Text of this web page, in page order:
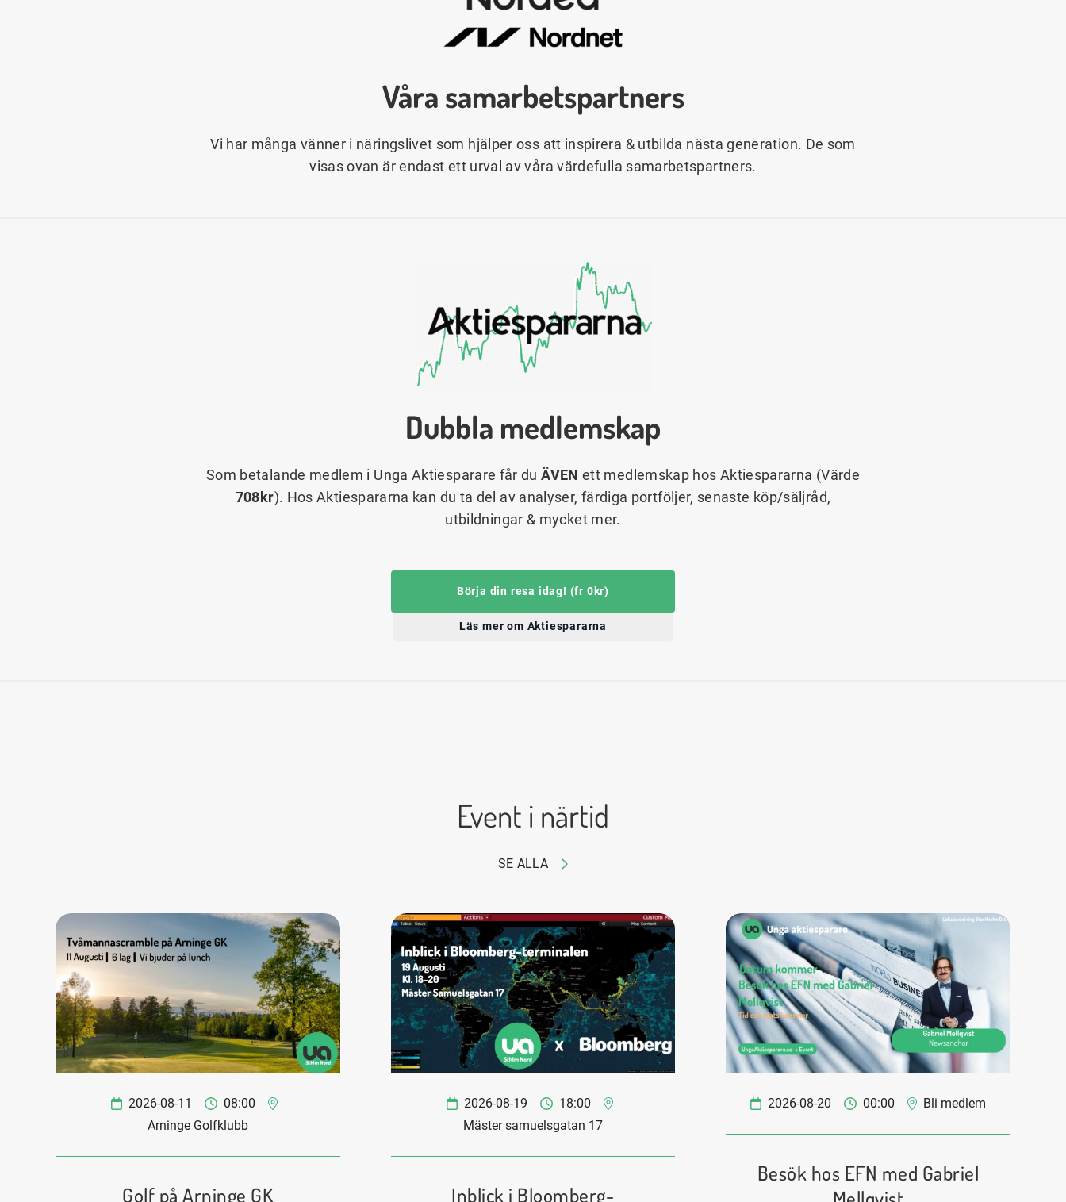
Våra samarbetspartners
Vi har många vänner i näringslivet som hjälper oss att inspirera & utbilda nästa generation. De som
visas ovan är endast ett urval av våra värdefulla samarbetspartners.
Dubbla medlemskap
Som betalande medlem i Unga Aktiesparare får duÄVEN ett medlemskap hos Aktiespararna (Värde
708kr). Hos Aktiespararna kan du ta del av analyser, färdiga portföljer, senaste köp/säljråd,
utbildningar & mycket mer.
Börja din resa idag! (fr 0kr)
Läs mer om Aktiespararna
Event i närtid
SE ALLA
2026-08-11
08:00
Arninge Golfklubb
Golf på Arninge GK
2026-08-19
18:00
Mäster samuelsgatan 17
Inblick i Bloomberg-
2026-08-20 00:00 Bli medlem
Besök hos EFN med Gabriel